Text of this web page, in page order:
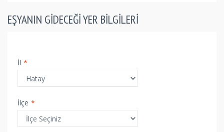
EŞYANIN GIDECEĞI YER BILGILERI
İl *
İlçe *